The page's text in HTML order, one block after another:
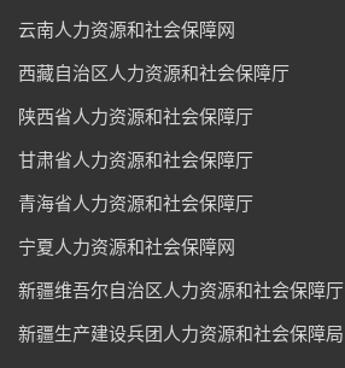
云南人力资源和社会保障网
西藏自治区人力资源和社会保障厅
陕西省人力资源和社会保障厅
甘肃省人力资源和社会保障厅
青海省人力资源和社会保障厅
宁夏人力资源和社会保障网
新疆维吾尔自治区人力资源和社会保障厅
新疆生产建设兵团人力资源和社会保障局